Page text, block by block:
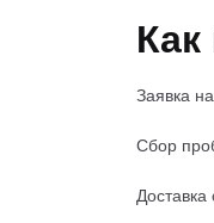
Заявка
Сбор